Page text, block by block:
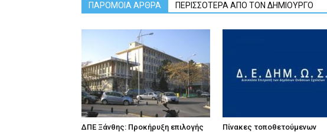
ΠΑΡΟΜΟΙΑ ΑΡΘΡΑ ΠΕΡΙΣΣΟΤΕΡΑ ΑΠΟ ΤΟΝ ΔΗΜΙΟΥΡΓΟ
ΔΠΕ Ξάνθης: Προκήρυξη επιλογής
Πίνακες τοποθετούμενων